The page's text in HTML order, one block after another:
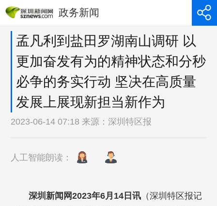
政务新闻
孟凡利到盐田罗湖南山调研 以
更加奋发有为的精神状态和分秒
必争的务实行动 坚决在高质量
发展上展现新担当新作为
2023-06-14 07:18 来源：深圳特区报
人工智能朗读：
深圳新闻网2023年6月14日讯（深圳特区报记